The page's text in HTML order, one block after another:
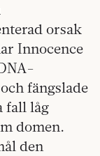
orsak
Innocence
fängslade
fall låg
domen.
den